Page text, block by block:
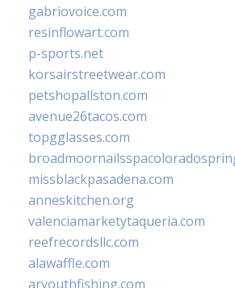
gabriovoice.com
resinflowart.com
p-sports.net
korsairstreetwear.com
petshopallston.com
avenue26tacos.com
topgglasses.com
missblackpasadena.com
anneskitchen.org
valenciamarketytaqueria.com
reefrecordsllc.com
alawaffle.com
aryouthfishing.com